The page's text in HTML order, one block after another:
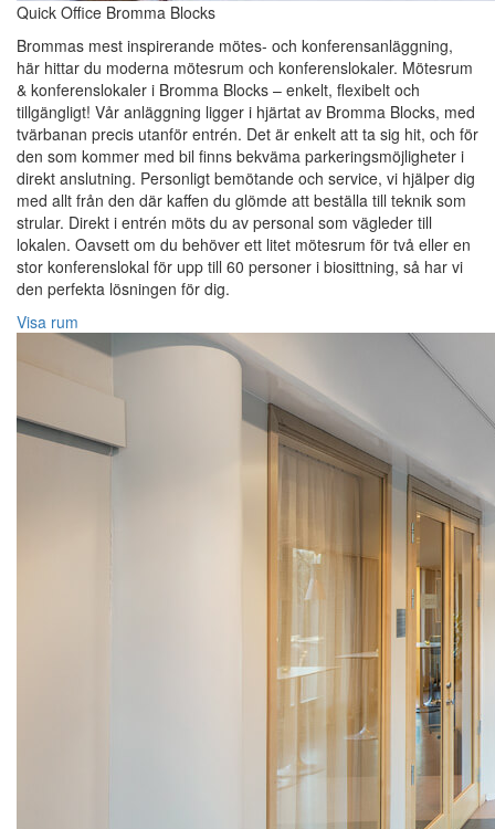
Quick Office Bromma Blocks
Brommas mest inspirerande mötes- och konferensanläggning,
här hittar du moderna mötesrum och konferenslokaler. Mötesrum
& konferenslokaler i Bromma Blocks – enkelt, flexibelt och
tillgängligt! Vår anläggning ligger i hjärtat av Bromma Blocks, med
tvärbanan precis utanför entrén. Det är enkelt att ta sig hit, och för
den som kommer med bil finns bekväma parkeringsmöjligheter i
direkt anslutning. Personligt bemötande och service, vi hjälper dig
med allt från den där kaffen du glömde att beställa till teknik som
strular. Direkt i entrén möts du av personal som vägleder till
lokalen. Oavsett om du behöver ett litet mötesrum för två eller en
stor konferenslokal för upp till 60 personer i biosittning, så har vi
den perfekta lösningen för dig.
Visa rum